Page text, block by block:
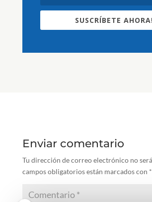
SUSCRÍBETE AHORA!
Enviar comentario
Tu dirección de correo electrónico no
campos obligatorios están marcados con *